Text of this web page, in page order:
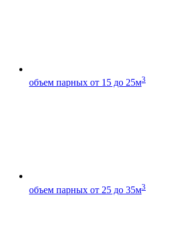
объем парных от 15 до 25м3
объем парных от 25 до 35м3